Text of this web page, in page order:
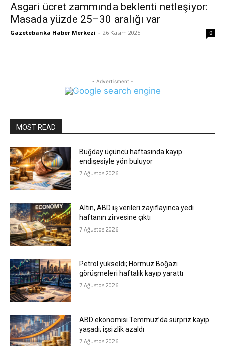
Asgari ücret zammında beklenti netleşiyor:
Masada yüzde 25–30 aralığı var
Gazetebanka Haber Merkezi - 26 Kasım 2025 0
- Advertisment -
MOST READ
Buğday üçüncü haftasında kayıp
endişesiyle yön buluyor
7 Ağustos 2026
Altın, ABD iş verileri zayıflayınca yedi
haftanın zirvesine çıktı
7 Ağustos 2026
Petrol yükseldi; Hormuz Boğazı
görüşmeleri haftalık kayıp yarattı
7 Ağustos 2026
ABD ekonomisi Temmuz’da sürpriz kayıp
yaşadı; işsizlik azaldı
7 Ağustos 2026